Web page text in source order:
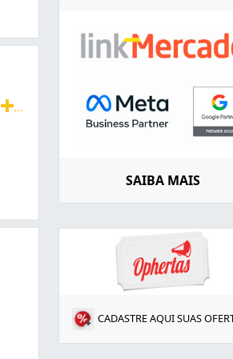
Orçamento gratuito!
SAIBA MAIS
CADASTRE AQUI SUAS